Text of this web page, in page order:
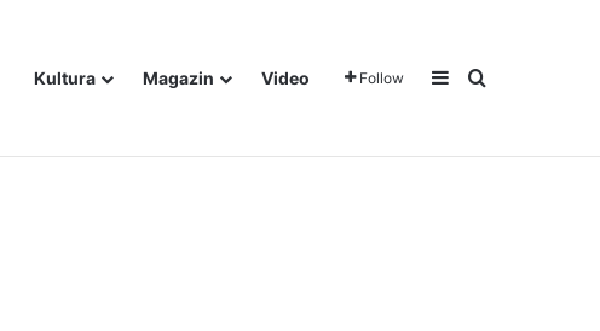
Kultura Magazin Video Follow Sidebar
Traži